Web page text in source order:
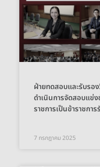
ฝ่ายทดสอบและรับรอ
ดำเนินการจัดสอบแข่
ราชการเป็นข้าราชการ
7 กรกฎาคม 2025